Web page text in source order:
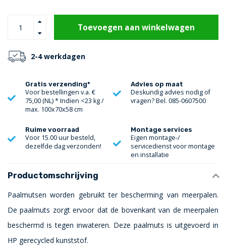
Toevoegen aan winkelwagen
2-4 werkdagen
Gratis verzending*
Voor bestellingen v.a. €
75,00 (NL) * Indien <23 kg /
max. 100x70x58 cm
Advies op maat
Deskundig advies nodig of
vragen? Bel. 085-0607500
Ruime voorraad
Voor 15.00 uur besteld,
dezelfde dag verzonden!
Montage services
Eigen montage-/
servicedienst voor montage
en installatie
Productomschrijving
Paalmutsen worden gebruikt ter bescherming van meerpalen.
De paalmuts zorgt ervoor dat de bovenkant van de meerpalen
beschermd is tegen inwateren. Deze paalmuts is uitgevoerd in
HP gerecycled kunststof.